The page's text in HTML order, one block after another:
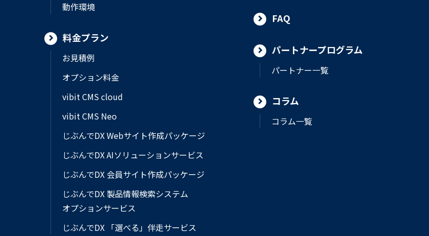
動作環境
料金プラン
お見積例
オプション料金
vibit CMS cloud
vibit CMS Neo
じぶんでDX Webサイト作成パッケージ
じぶんでDX AIソリューションサービス
じぶんでDX 会員サイト作成パッケージ
じぶんでDX 製品情報検索システム
オプションサービス
じぶんでDX 「選べる」伴走サービス
FAQ
パートナープログラム
パートナー一覧
コラム
コラム一覧